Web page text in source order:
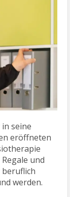
seine
eröffneten
und
werden.